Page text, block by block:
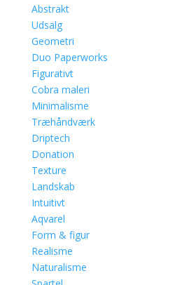
Abstrakt
Udsalg
Geometri
Duo Paperworks
Figurativt
Cobra maleri
Minimalisme
Træhåndværk
Driptech
Donation
Texture
Landskab
Intuitivt
Aqvarel
Form & figur
Realisme
Naturalisme